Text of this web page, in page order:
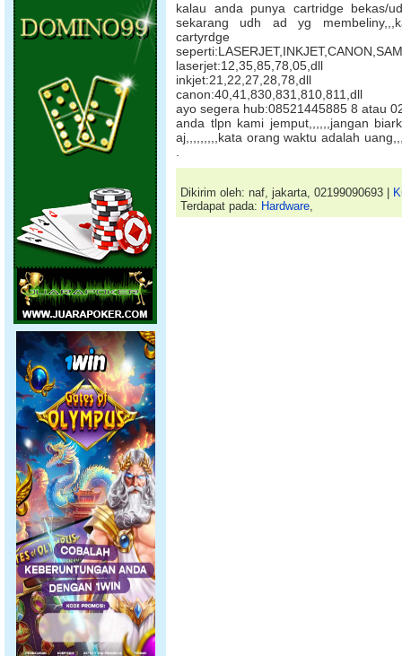
kalau anda punya cartridge bekas/
sekarang udh ad yg
laserjet:12,35,85,78,05,dll
inkjet:21,22,27,28,78,dll
canon:40,41,830,831,810,811,dll
ayo segera hub:08521445885 8 atau
anda tlpn kami jemput,,,,,,jangan
aj,,,,,,,,,kata orang waktu adalah
Dikirim oleh: naf, jakarta, 02199090693 |
Terdapat pada: Hardware,